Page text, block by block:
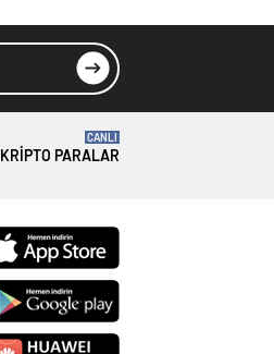
KRIPTO PARALAR
CANLI